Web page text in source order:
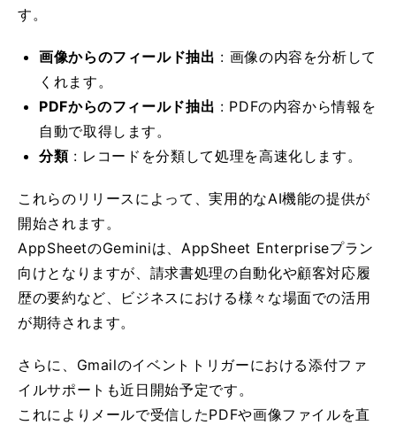
す。
画像からのフィールド抽出 : 画像の内容を分析して
くれます。
PDFからのフィールド抽出 : PDFの内容から情報を
自動で取得します。
分類: レコードを分類して処理を高速化します。
これらのリリースによって、実用的なAI機能の提供が
開始されます。
AppSheetのGeminiは、AppSheet Enterpriseプラン
向けとなりますが、請求書処理の自動化や顧客対応履
歴の要約など、ビジネスにおける様々な場面での活用
が期待されます。
さらに、Gmailのイベントトリガーにおける添付ファ
イルサポートも近日開始予定です。
これによりメールで受信したPDFや画像ファイルを直